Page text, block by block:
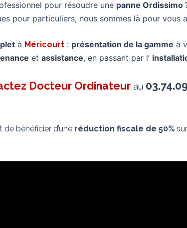
pour résoudre une panne Ordissimo
pour particuliers, nous sommes là pour vous
à Méricourt : présentation de la gamme à
et assistance, en passant par l’
Docteur Ordinateur au
de bénéficier d’une réduction fiscale de 50%